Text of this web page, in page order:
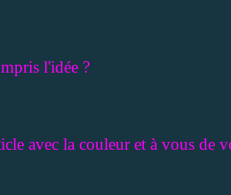
l'idée ?
avec la couleur et à vous de